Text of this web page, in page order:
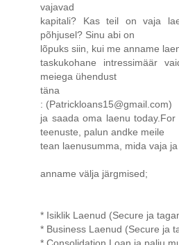
vajavad
kapitali? Kas teil on vaja
põhjusel? Sinu abi on
lõpuks siin, kui me anname
taskukohane intressimäär
meiega ühendust
täna
: (Patrickloans15@gmail.com)
ja saada oma laenu
teenuste, palun andke meile
tean laenusumma, mida vaja ja
anname välja järgmised;
* Isiklik Laenud (Secure ja
* Business Laenud (Secure ja
* Consolidation Loan ja palju